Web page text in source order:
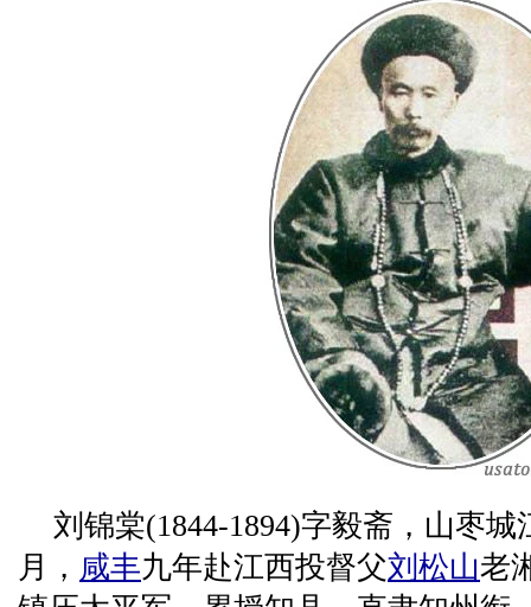
刘锦棠(1844-1894)字毅斋，山枣
月， 咸丰九年赴江西投督父刘松山老